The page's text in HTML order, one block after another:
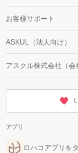
お客様サポート
ASKUL（法人向け）
アスクル株式会社（会
アプリ
ロハコアプリを